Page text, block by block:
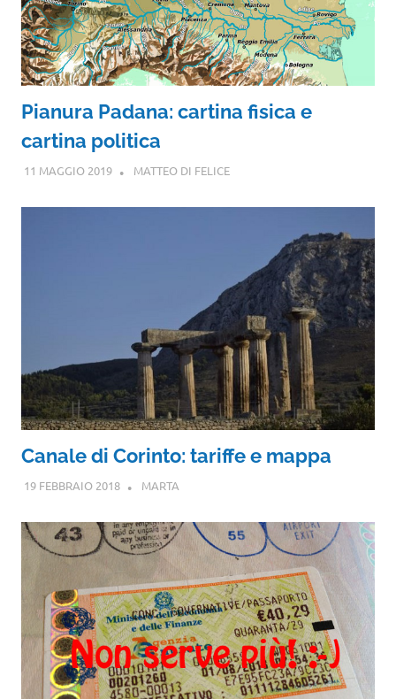
Pianura Padana: cartina fisica e
cartina politica
11 MAGGIO 2019 MATTEO DI FELICE
Canale di Corinto: tariffe e mappa
19 FEBBRAIO 2018 MARTA